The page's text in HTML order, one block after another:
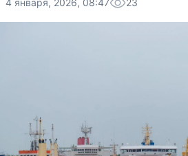
4 января, 2026, 08:47 23